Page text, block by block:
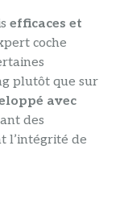
efficaces et
coche
plutôt que sur
avec
des
l’intégrité de